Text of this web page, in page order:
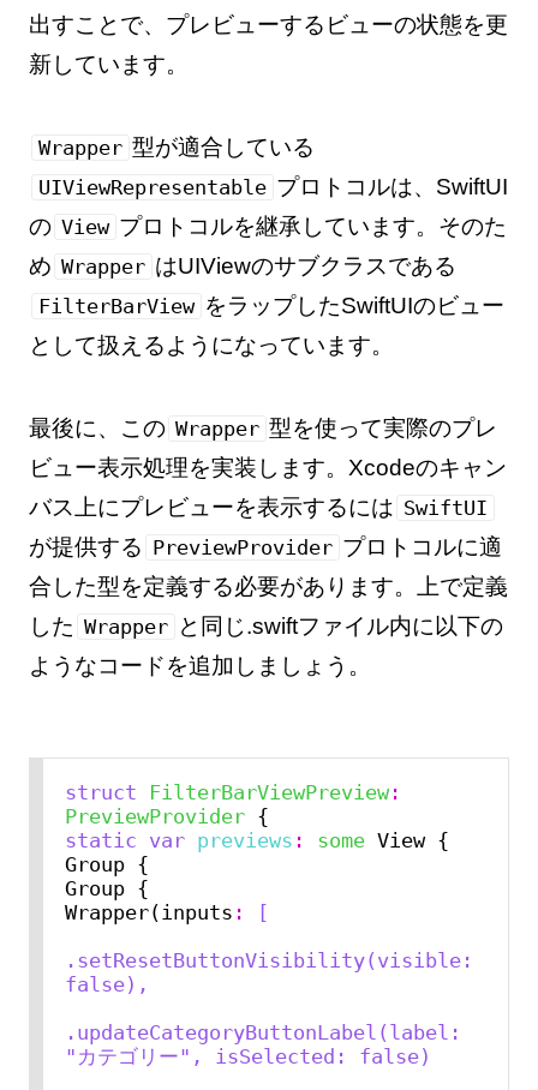
出すことで、プレビューするビューの状態を更
新しています。
Wrapper 型が適合している
UIViewRepresentable プロトコルは、SwiftUI
の View プロトコルを継承しています。そのた
め Wrapper はUIViewのサブクラスである
FilterBarView をラップしたSwiftUIのビュー
として扱えるようになっています。
最後に、この Wrapper 型を使って実際のプレ
ビュー表示処理を実装します。Xcodeのキャン
バス上にプレビューを表示するには SwiftUI
が提供する PreviewProvider プロトコルに適
合した型を定義する必要があります。上で定義
した Wrapper と同じ.swiftファイル内に以下の
ようなコードを追加しましょう。
struct FilterBarViewPreview:
PreviewProvider
static var previews : some View {
Group {
Group {
Wrapper(inputs :
[
.setResetButtonVisibility(visible:
false),
.updateCategoryButtonLabel(label:
"カテゴリー", isSelected: false)